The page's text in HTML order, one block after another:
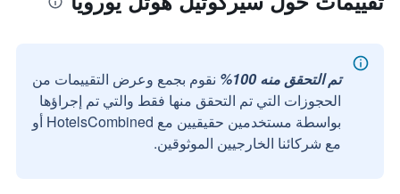
تم التحقق منه 100%
نقوم بجمع وعرض التقييمات من
الحجوزات التي تم التحقق منها فقط والتي تم إجراؤها
بواسطة مستخدمين حقيقيين مع HotelsCombined أو
مع شركائنا الخارجيين الموثوقين.